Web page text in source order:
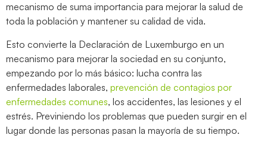
mecanismo de suma importancia para mejorar la salud de
toda la población y mantener su calidad de vida.
Esto convierte la Declaración de Luxemburgo en un
mecanismo para mejorar la sociedad en su conjunto,
empezando por lo más básico: lucha contra las
enfermedades laborales, prevención de contagios por
enfermedades comunes, los accidentes, las lesiones y el
estrés. Previniendo los problemas que pueden surgir en el
lugar donde las personas pasan la mayoría de su tiempo.